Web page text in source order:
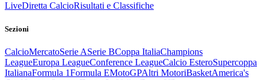
LiveDiretta CalcioRisultati e Classifiche
Sezioni
CalcioMercatoSerie ASerie BCoppa ItaliaChampions
LeagueEuropa LeagueConference LeagueCalcio EsteroSupercoppa
ItalianaFormula 1Formula EMotoGPAltri MotoriBasketAmerica's